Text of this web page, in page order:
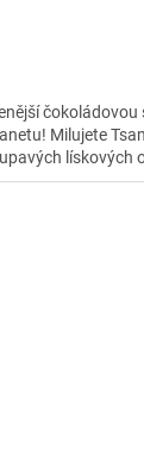
čokoládovou
Milujete
lískových